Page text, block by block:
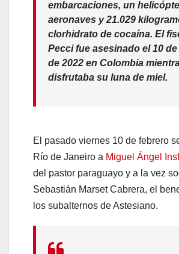
embarcaciones, un
aeronaves y 21.029
clorhidrato de cocaína. El
Pecci fue asesinado el 10
de 2022 en Colombia
disfrutaba su luna de miel.
El pasado viernes 10 de febrero
Río de Janeiro a Miguel Ángel
del pastor paraguayo y a la vez
Sebastián Marset Cabrera, el
los subalternos de Astesiano.